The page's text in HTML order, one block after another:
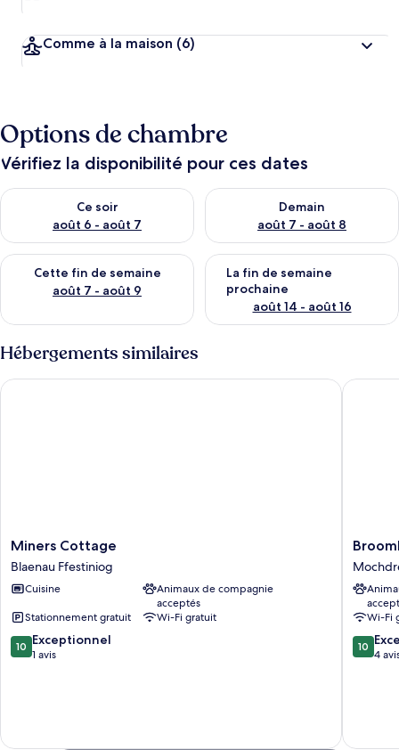
Comme à la maison (6)
Options de chambre
Vérifiez la disponibilité pour ces dates
Ce soir
août 6 - août 7
Vérifier la disponibilité pour ce soir août 6 - août 7
Demain
août 7 - août 8
Vérifier la disponibilité pour
Cette fin de semaine
août 7 - août 9
Vérifier la disponibilité pour cette fin de semaine août 7 -
La fin de semaine
prochaine
août 14 - août 16
Vérifier la disponibilité pour
Hébergements similaires
Miners
Cottage
Blaenau
Ffestiniog
Miners Cottage
Blaenau Ffestiniog
Cuisine
Animaux de compagnie
acceptés
Stationnement gratuit
Wi-Fi gratuit
10.0
sur
10 Exceptionnel
1 avis
Miners Cottage
Wi-Fi
10.0
sur
10
4